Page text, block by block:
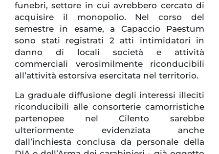
funebri, settore in cui avrebbero cercato di
acquisire il monopolio. Nel corso del
semestre in esame, a Capaccio Paestum
sono stati registrati 2 atti intimidatori in
danno di locali società e attività
commerciali verosimilmente riconducibili
all’attività estorsiva esercitata nel territorio.
La graduale diffusione degli interessi illeciti
riconducibili alle consorterie camorristiche
partenopee nel Cilento sarebbe
ulteriormente evidenziata anche
dall’inchiesta conclusa da personale della